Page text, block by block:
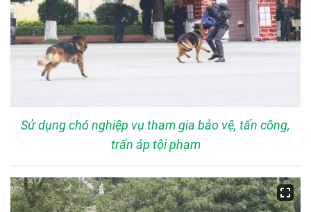
Sử dụng chó nghiệp vụ tham gia bảo vệ, tấn công,
trấn áp tội phạm